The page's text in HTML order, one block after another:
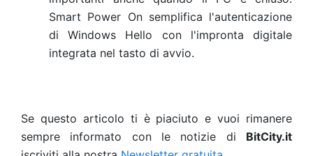
Smart Power On semplifica l'autenticazione
di Windows Hello con l'impronta digitale
integrata nel tasto di avvio.
Se questo articolo ti è piaciuto e vuoi rimanere
sempre informato con le notizie di BitCity.it